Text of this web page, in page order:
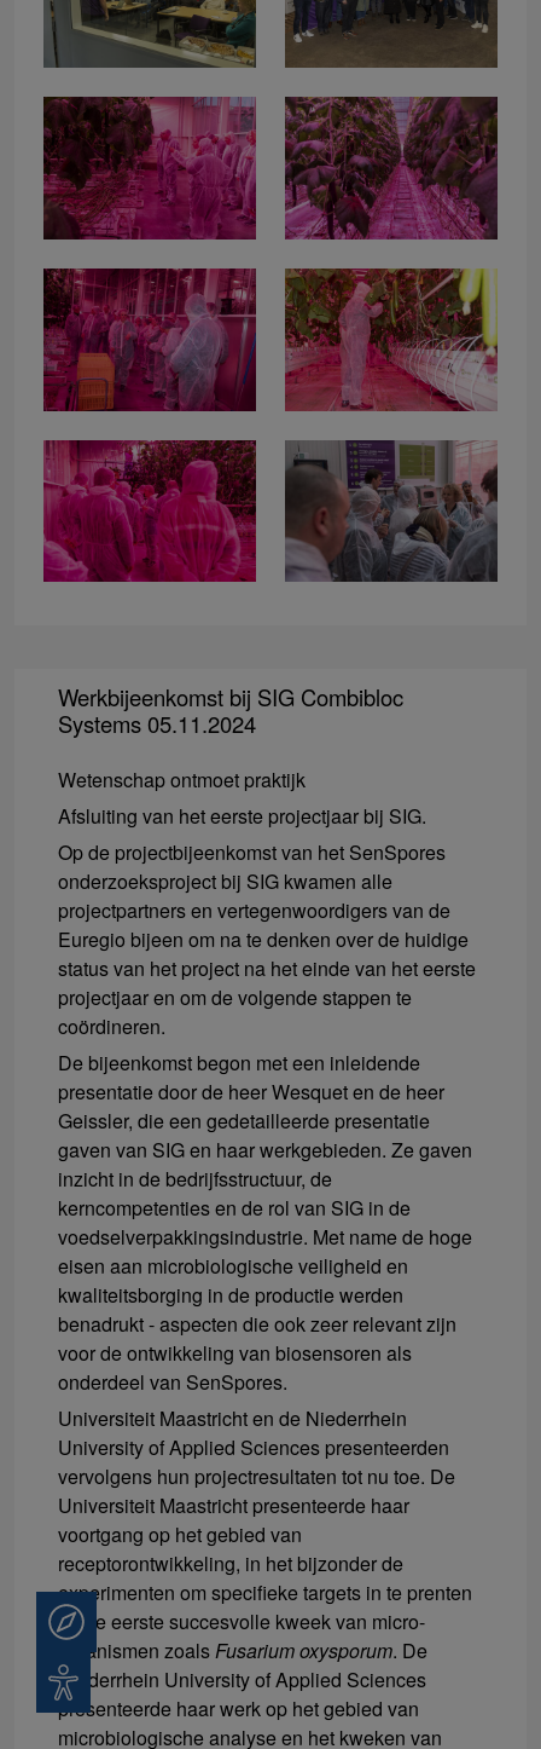
Werkbijeenkomst bij SIG Combibloc
Systems 05.11.2024
Wetenschap ontmoet praktijk
Afsluiting van het eerste projectjaar bij SIG.
Op de projectbijeenkomst van het SenSpores
onderzoeksproject bij SIG kwamen alle
projectpartners en vertegenwoordigers van de
Euregio bijeen om na te denken over de huidige
status van het project na het einde van het eerste
projectjaar en om de volgende stappen te
coördineren.
De bijeenkomst begon met een inleidende
presentatie door de heer Wesquet en de heer
Geissler, die een gedetailleerde presentatie
gaven van SIG en haar werkgebieden. Ze gaven
inzicht in de bedrijfsstructuur, de
kerncompetenties en de rol van SIG in de
voedselverpakkingsindustrie. Met name de hoge
eisen aan microbiologische veiligheid en
kwaliteitsborging in de productie werden
benadrukt - aspecten die ook zeer relevant zijn
voor de ontwikkeling van biosensoren als
onderdeel van SenSpores.
Universiteit Maastricht en de Niederrhein
University of Applied Sciences presenteerden
vervolgens hun projectresultaten tot nu toe. De
Universiteit Maastricht presenteerde haar
voortgang op het gebied van
receptorontwikkeling, in het bijzonder de
experimenten om specifieke targets in te prenten
en de eerste succesvolle kweek van micro-
organismen zoalsFusarium oxysporum. De
Niederrhein University of Applied Sciences
presenteerde haar werk op het gebied van
microbiologische analyse en het kweken van
Beratung
Barrierefreiheit